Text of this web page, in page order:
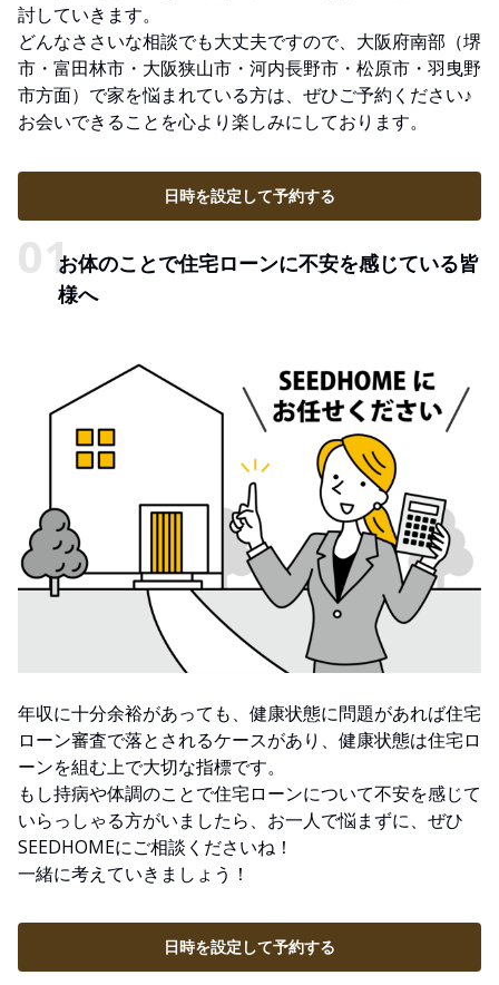
討していきます。
どんなささいな相談でも大丈夫ですので、大阪府南部（堺
市・富田林市・大阪狭山市・河内長野市・松原市・羽曳野
市方面）で家を悩まれている方は、ぜひご予約ください♪
お会いできることを心より楽しみにしております。
日時を設定して予約する
お体のことで住宅ローンに不安を感じている皆
様へ
年収に十分余裕があっても、健康状態に問題があれば住宅
ローン審査で落とされるケースがあり、健康状態は住宅ロ
ーンを組む上で大切な指標です。
もし持病や体調のことで住宅ローンについて不安を感じて
いらっしゃる方がいましたら、お一人で悩まずに、ぜひ
SEEDHOMEにご相談くださいね！
一緒に考えていきましょう！
日時を設定して予約する